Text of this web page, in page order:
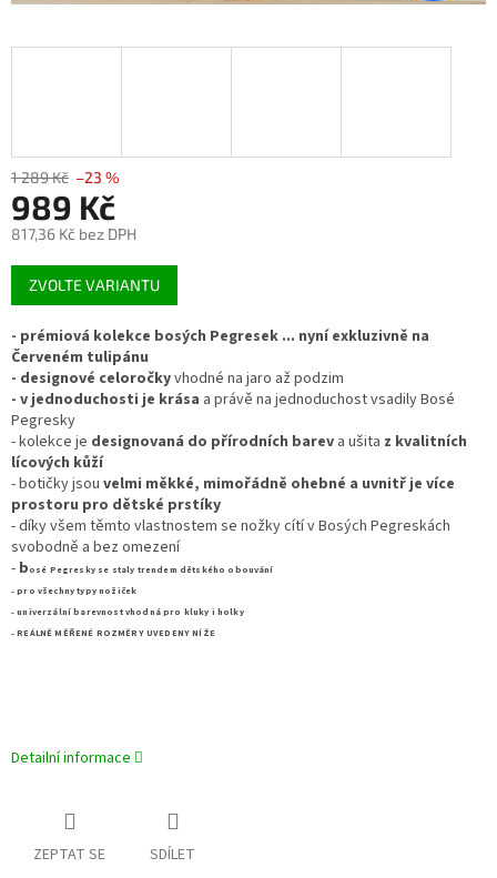
1 289 Kč –23 %
989 Kč
817,36 Kč bez DPH
Měrná
cena:
ZVOLTE VARIANTU
- prémiová kolekce bosých Pegresek ... nyní exkluzivně na
Červeném tulipánu
- designové celoročkyvhodné na jaro až podzim
- v jednoduchosti je krása a právě na jednoduchost vsadily Bosé
Pegresky
- kolekce je designovaná do přírodních barev a ušita z kvalitních
lícových kůží
- botičky jsou velmi měkké, mimořádně ohebné a uvnitř je více
prostoru pro dětské prstíky
- díky všem těmto vlastnostem se nožky cítí v Bosých Pegreskách
svobodně a bez omezení
- bosé Pegresky se staly trendem dětského obouvání
- pro všechny typy nožiček
- univerzální barevnost vhodná pro kluky i holky
- REÁLNĚ MĚŘENÉ ROZMĚRY UVEDENY NÍŽE
Detailní informace
ZEPTAT SE SDÍLET